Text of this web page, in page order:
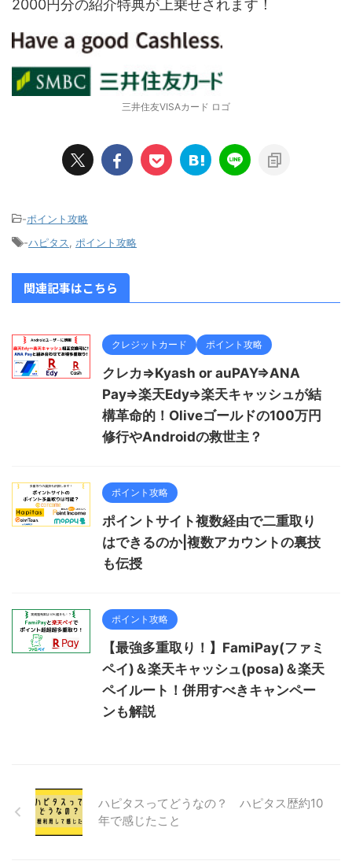
2000円分の紹介特典が上乗せされます！
三井住友VISAカード ロゴ
-ポイント攻略
-ハピタス ポイント攻略
関連記事はこちら
クレジットカード ポイント攻略
クレカ⇒Kyash or auPAY⇒ANA
Pay⇒楽天Edy⇒楽天キャッシュが結
構革命的！Oliveゴールドの100万円
修行やAndroidの救世主？
ポイント攻略
ポイントサイト複数経由で二重取り
はできるのか|複数アカウントの裏技
も伝授
ポイント攻略
【最強多重取り！】FamiPay(ファミ
ペイ)＆楽天キャッシュ(posa)＆楽天
ペイルート！併用すべきキャンペー
ンも解説
ハピタスってどうなの？ ハピタス歴約10
年で感じたこと